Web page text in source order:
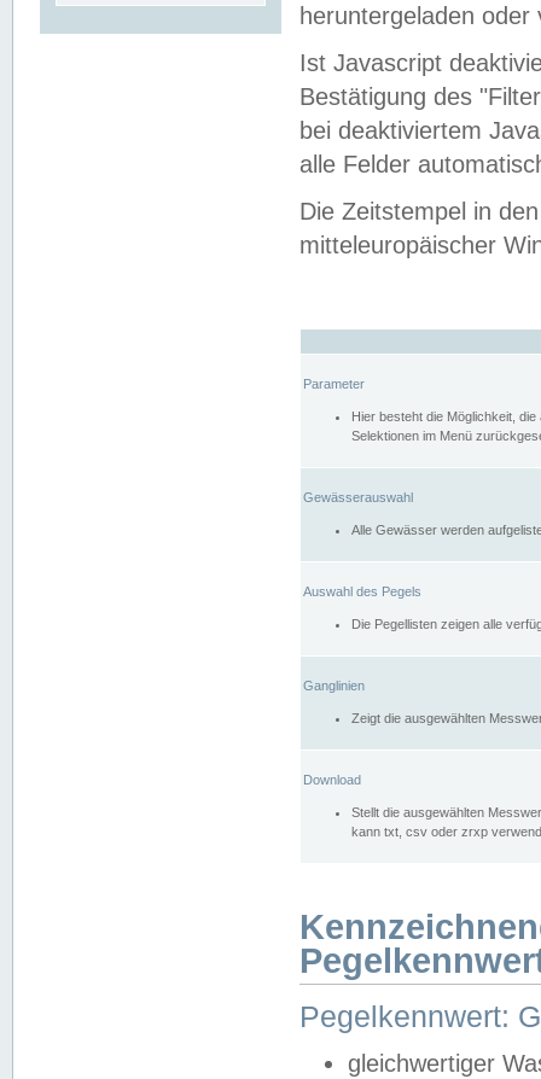
heruntergeladen oder
Ist Javascript
Bestätigung des
bei deaktiviertem
alle Felder
Die Zeitstempel in
mitteleuropäischer
Parameter
Hier besteht die Möglichkeit,
Selektionen im Menü
Gewässerauswahl
Alle Gewässer werden
Auswahl des Pegels
Die Pegellisten zeigen alle
Ganglinien
Zeigt die ausgewählten
Download
Stellt die ausgewählten
kann txt, csv oder zrxp
Pegelkennwert:
gleichwertiger